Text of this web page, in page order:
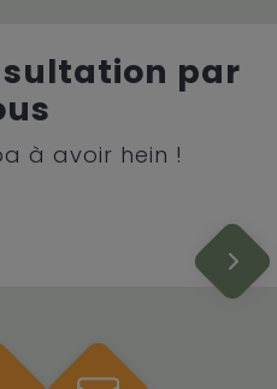
par
à avoir hein !